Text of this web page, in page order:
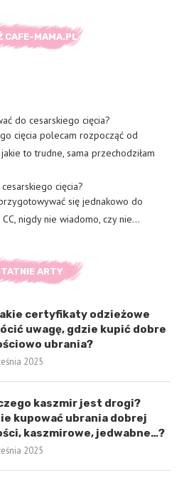
CAFE-MAMA.PL
do cesarskiego cięcia?
cięcia polecam rozpocząć od
to trudne, sama przechodziłam
cięcia?
się jednakowo do
nigdy nie wiadomo, czy nie…
ARTY
certyfikaty odzieżowe
uwagę, gdzie kupić dobre
ubrania?
2025
kaszmir jest drogi?
kupować ubrania dobrej
kaszmirowe, jedwabne…?
2025